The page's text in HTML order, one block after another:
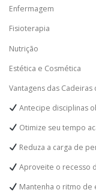
Enfermagem
Fisioterapia
Nutrição
Estética e Cosmética
Vantagens das Cadeiras
Antecipe disciplinas
Otimize seu tempo
Reduza a carga de
Aproveite o recesso
Mantenha o ritmo de